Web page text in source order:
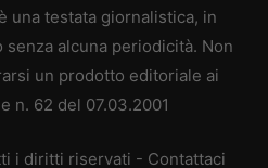
una testata giornalistica, in
alcuna periodicità. Non
un prodotto editoriale ai
n. 62 del 07.03.2001
i diritti riservati - Contattaci